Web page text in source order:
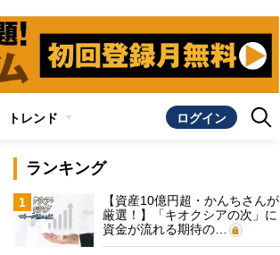
トレンド ログイン
ランキング
1
【資産10億円超・かんちさんが
厳選！】「キオクシアの次」に
資金が流れる期待の…